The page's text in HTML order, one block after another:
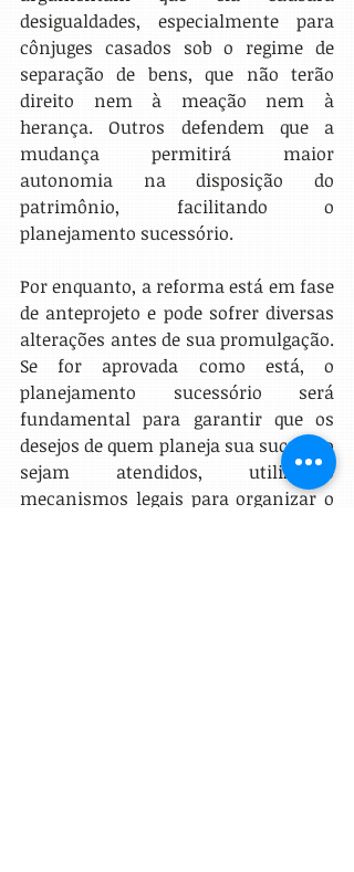
desigualdades, especialmente para
cônjuges casados sob o regime de
separação de bens, que não terão
direito nem à meação nem à
herança. Outros defendem que a
mudança permitirá maior
autonomia na disposição do
patrimônio, facilitando o
planejamento sucessório.
Por enquanto, a reforma está em fase
de anteprojeto e pode sofrer diversas
alterações antes de sua promulgação.
Se for aprovada como está, o
planejamento sucessório será
fundamental para garantir que os
desejos de quem planeja sua sucessão
sejam atendidos, utilizando
mecanismos legais para organizar o